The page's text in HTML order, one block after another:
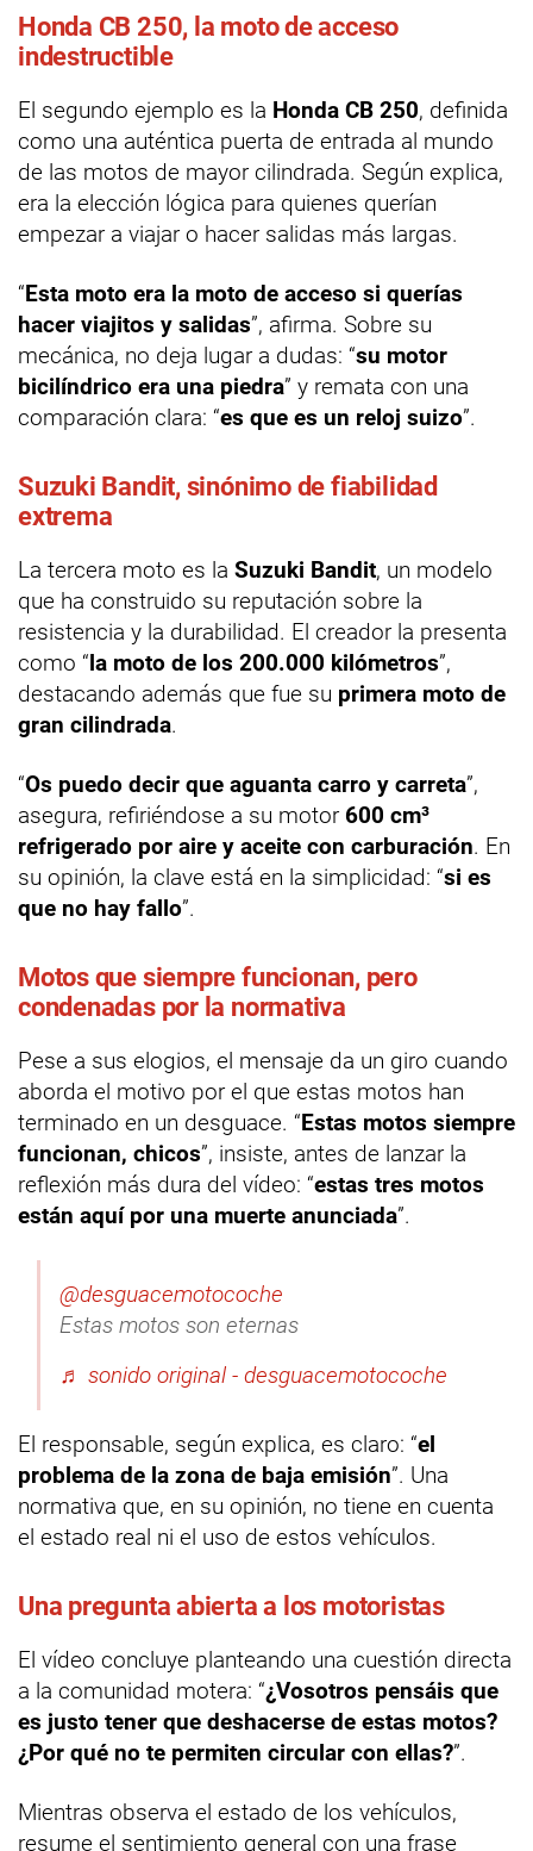
Honda CB 250, la moto de acceso
indestructible
El segundo ejemplo es la Honda CB 250, definida
como una auténtica puerta de entrada al mundo
de las motos de mayor cilindrada. Según explica,
era la elección lógica para quienes querían
empezar a viajar o hacer salidas más largas.
“Esta moto era la moto de acceso si querías
hacer viajitos y salidas”, afirma. Sobre su
mecánica, no deja lugar a dudas: “su motor
bicilíndrico era una piedra” y remata con una
comparación clara: “es que es un reloj suizo”.
Suzuki Bandit, sinónimo de fiabilidad
extrema
La tercera moto es la Suzuki Bandit, un modelo
que ha construido su reputación sobre la
resistencia y la durabilidad. El creador la presenta
como “la moto de los 200.000 kilómetros”,
destacando además que fue su primera moto de
gran cilindrada.
“Os puedo decir que aguanta carro y carreta”,
asegura, refiriéndose a su motor 600 cm³
refrigerado por aire y aceite con carburación. En
su opinión, la clave está en la simplicidad: “si es
que no hay fallo”.
Motos que siempre funcionan, pero
condenadas por la normativa
Pese a sus elogios, el mensaje da un giro cuando
aborda el motivo por el que estas motos han
terminado en un desguace. “Estas motos siempre
funcionan, chicos”, insiste, antes de lanzar la
reflexión más dura del vídeo: “estas tres motos
están aquí por una muerte anunciada”.
@desguacemotocoche
Estas motos son eternas
♬ sonido original - desguacemotocoche
El responsable, según explica, es claro: “el
problema de la zona de baja emisión”. Una
normativa que, en su opinión, no tiene en cuenta
el estado real ni el uso de estos vehículos.
Una pregunta abierta a los motoristas
El vídeo concluye planteando una cuestión directa
a la comunidad motera: “¿Vosotros pensáis que
es justo tener que deshacerse de estas motos?
¿Por qué no te permiten circular con ellas?”.
Mientras observa el estado de los vehículos,
resume el sentimiento general con una frase